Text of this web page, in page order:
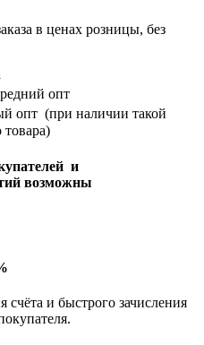
в ценах розницы, без
опт
опт (при наличии такой
и
возможны
и быстрого зачисления